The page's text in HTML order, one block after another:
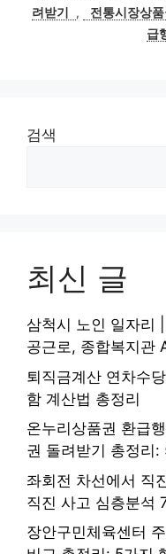
려받기
, 전통시장상
급
검색
최신 글
삼척시 노인 일자리
공근로, 종합복지관
퇴직금계산 연차수
함 계산법 총정리
온누리상품권 환급
권 돌려받기 총정리:
좌회전 차선에서 직
직진 사고 심층분석
장안구민체육센터